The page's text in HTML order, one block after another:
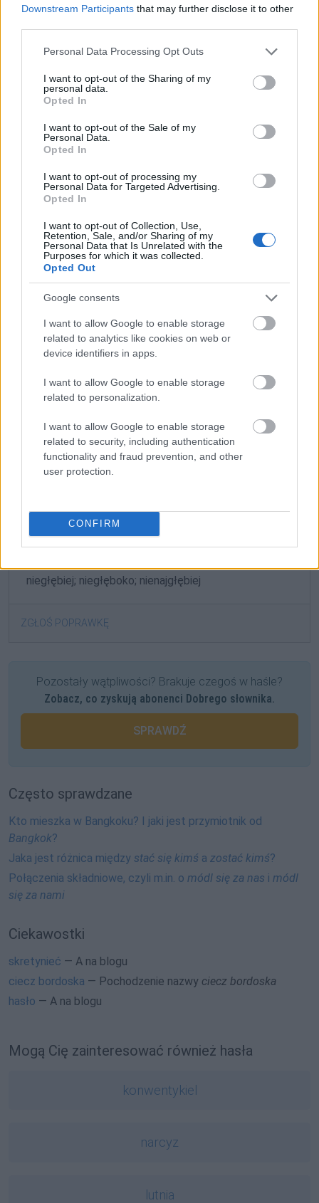
Downstream Participants that may further disclose it to other
Please note that this website/app uses one or more Google
not limited to your visit or usage behaviour. You may click to
grant or deny consent to Google and its third-party tags to
use your data for below specified purposes in below Google
consent section.
Personal Data Processing Opt Outs
I want to opt-out of the Sharing of my
personal data.
Opted In
I want to opt-out of the Sale of my
Personal Data.
Opted In
I want to opt-out of processing my
Personal Data for Targeted Advertising.
Opted In
I want to opt-out of Collection, Use,
Retention, Sale, and/or Sharing of my
Personal Data that Is Unrelated with the
Purposes for which it was collected.
Opted Out
Google consents
I want to allow Google to enable storage
related to analytics like cookies on web or
device identifiers in apps.
I want to allow Google to enable storage
related to personalization.
I want to allow Google to enable storage
related to security, including authentication
functionality and fraud prevention, and other
user protection.
CONFIRM
dogłębnie; prawdziwie
autentyczne, starannie wybrane, zobacz też na blogu
nie widzi małego człowieka. Widzi enigmatyczne
„sprawy rodzinne”, w które nigdy nie wypadało się
osobom, które w Polsce znalazły się w takiej sytuacji
— podkreśla.
Katarzyna Nowicka, Wprost, 17 maja 2015, s. 37
Sieć słów
wyrażenia powiązane z opisywanym (wyrazy pokrewne,kolokacje)
przymiotnik: głęboki
przysłówek odprzymiotnikowy; stopniowalny
syntetycznie(...-ej, naj-...-ej)
formy w tabelce:
głębiej; głęboko; najgłębiej
niegłębiej; niegłęboko; nienajgłębiej
ZGŁOŚ POPRAWKĘ
Pozostały wątpliwości? Brakuje czegoś w haśle?
Zobacz, co zyskują abonenci Dobrego słownika.
SPRAWDŹ
Często sprawdzane
Kto mieszka w Bangkoku? I jaki jest przymiotnik od
Bangkok?
Jaka jest różnica między stać się kimś a zostać kimś?
Połączenia składniowe, czyli m.in. o módl się za nas i módl
się za nami
Ciekawostki
skretynieć — A na blogu
ciecz bordoska — Pochodzenie nazwy ciecz bordoska
hasło — A na blogu
Mogą Cię zainteresować również hasła
konwentykiel
narcyz
lutnia